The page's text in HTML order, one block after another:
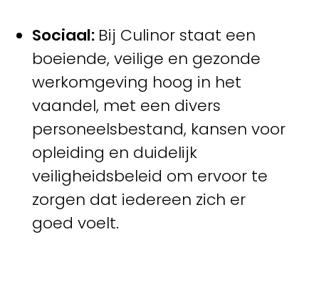
Sociaal: Bij Culinor staat een
boeiende, veilige en gezonde
werkomgeving hoog in het
vaandel, met een divers
personeelsbestand, kansen voor
opleiding en duidelijk
veiligheidsbeleid om ervoor te
zorgen dat iedereen zich er
goed voelt.